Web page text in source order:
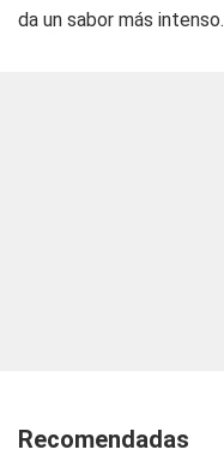
da un sabor más intenso.
Recomendadas